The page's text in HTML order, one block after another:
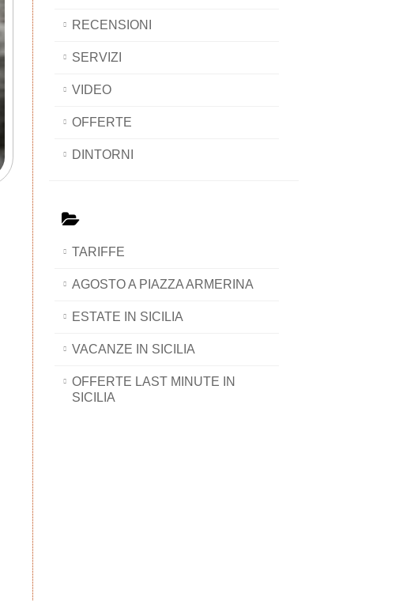
RECENSIONI
SERVIZI
VIDEO
OFFERTE
DINTORNI
TARIFFE
AGOSTO A PIAZZA ARMERINA
ESTATE IN SICILIA
VACANZE IN SICILIA
OFFERTE LAST MINUTE IN
SICILIA